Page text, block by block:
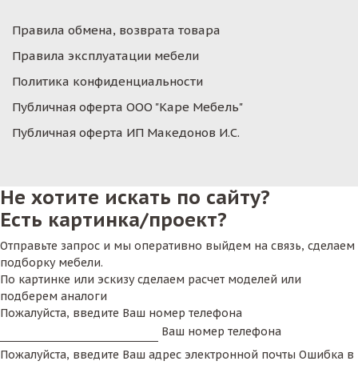
Правила обмена, возврата товара
Правила эксплуатации мебели
Политика конфиденциальности
Публичная оферта ООО "Каре Мебель"
Публичная оферта ИП Македонов И.С.
Не хотите искать по сайту?
Есть картинка/проект?
Отправьте запрос и мы оперативно выйдем на связь, сделаем
подборку мебели.
По картинке или эскизу сделаем расчет моделей или
подберем аналоги
Пожалуйста, введите Ваш номер телефона
Ваш номер телефона
Пожалуйста, введите Ваш адрес электронной почты Ошибка в